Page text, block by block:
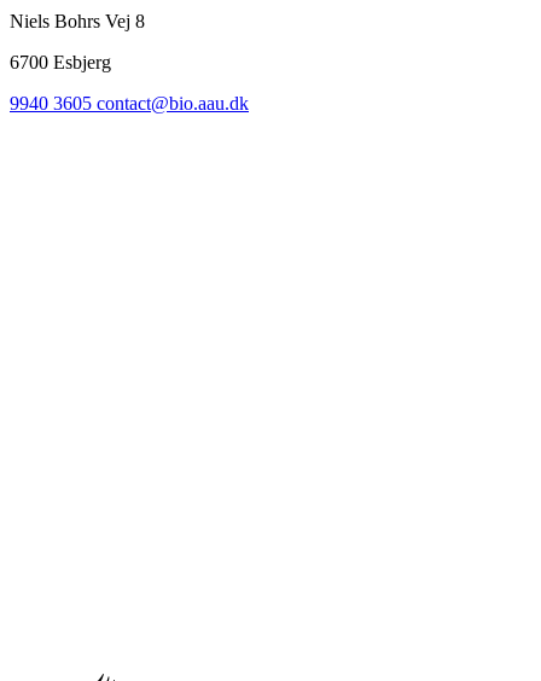
Niels Bohrs Vej 8
6700 Esbjerg
9940 3605 contact@bio.aau.dk